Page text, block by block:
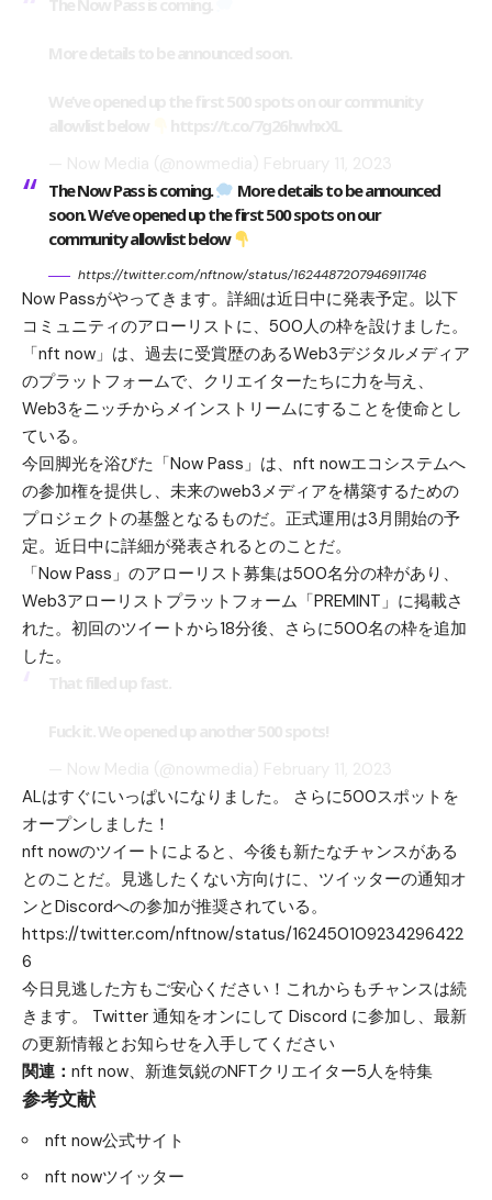
The Now Pass is coming.
More details to be announced
soon. We’ve opened up the first 500 spots on our
community allowlist below
https://twitter.com/nftnow/status/1624487207946911746
Now Passがやってきます。詳細は近日中に発表予定。以下
コミュニティのアローリストに、500人の枠を設けました。
「nft now」は、過去に受賞歴のあるWeb3デジタルメディア
のプラットフォームで、クリエイターたちに力を与え、
Web3をニッチからメインストリームにすることを使命とし
ている。
今回脚光を浴びた「Now Pass」は、nft nowエコシステムへ
の参加権を提供し、未来のweb3メディアを構築するための
プロジェクトの基盤となるものだ。正式運用は3月開始の予
定。近日中に詳細が発表されるとのことだ。
「Now Pass」のアローリスト募集は500名分の枠があり、
Web3アローリストプラットフォーム「PREMINT」に掲載さ
れた。初回のツイートから18分後、さらに500名の枠を追加
した。
ALはすぐにいっぱいになりました。 さらに500スポットを
オープンしました！
nft nowのツイートによると、今後も新たなチャンスがある
とのことだ。見逃したくない方向けに、ツイッターの通知オ
ンとDiscordへの参加が推奨されている。
https://twitter.com/nftnow/status/162450109234296422
6
今日見逃した方もご安心ください！これからもチャンスは続
きます。 Twitter 通知をオンにして Discord に参加し、最新
の更新情報とお知らせを入手してください
関連： nft now、新進気鋭のNFTクリエイター5人を特集
参考文献
nft now公式サイト
nft nowツイッター